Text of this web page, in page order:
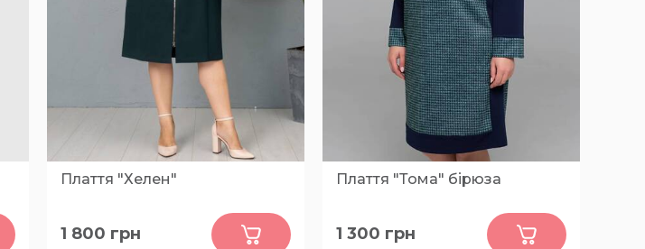
Плаття "Хелен"
1 800 грн
Плаття "Тома" бірюза
1 300 грн